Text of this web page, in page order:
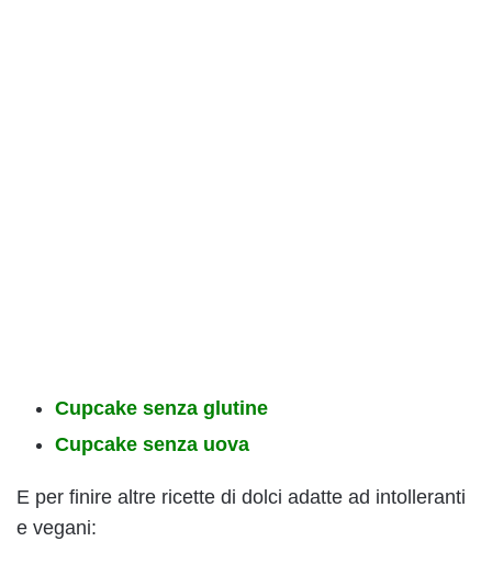
Cupcake senza glutine
Cupcake senza uova
E per finire altre ricette di dolci adatte ad intolleranti
e vegani: